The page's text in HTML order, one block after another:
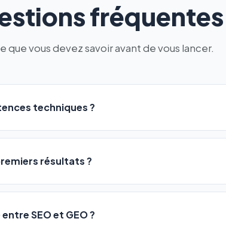
fréquentes
que vous devez savoir avant de vous lancer.
techniques ?
conçu pour être accessible àtous les profils:
Pas de code, pas de configuration complexe —
activité, et le logiciel gère tout en automatique
résultats ?
une amélioration de leur positionnement en4
SEO et GEO ?